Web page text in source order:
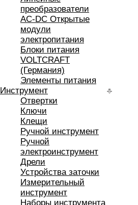
преобразователи
AC-DC Открытые
модули
электропитания
Блоки питания
VOLTCRAFT
(Германия)
Элементы питания
Инструмент
Отвертки
Ключи
Клещи
Ручной инструмент
Ручной
электроинструмент
Дрели
Устройства заточки
Измерительный
инструмент
Наборы инструмента